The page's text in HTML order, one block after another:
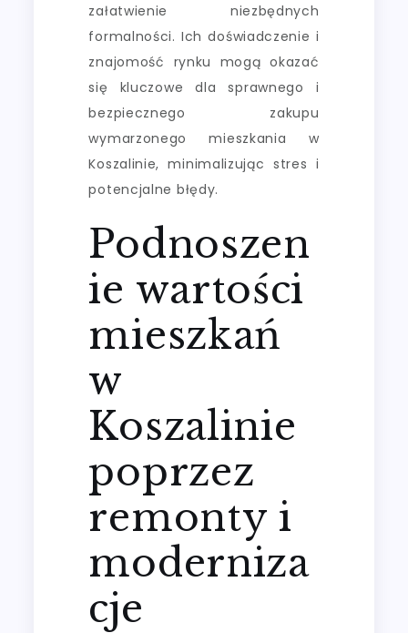
załatwienie niezbędnych
formalności. Ich doświadczenie i
znajomość rynku mogą okazać
się kluczowe dla sprawnego i
bezpiecznego zakupu
wymarzonego mieszkania w
Koszalinie, minimalizując stres i
potencjalne błędy.
Podnoszen
ie wartości
mieszkań
w
Koszalinie
poprzez
remonty i
moderniza
cje